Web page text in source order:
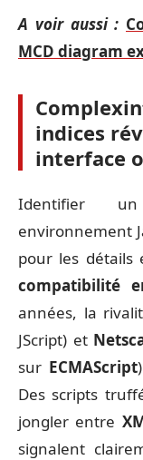
A voir aussi :
MCD diagram
indices
interface
Identifier
environnement
pour les
compatibilité
années, la
JScript) et
sur ECMAScript
Des scripts
jongler entre
signalent